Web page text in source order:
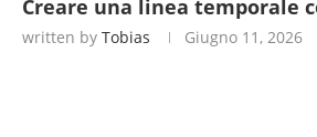
Creare una linea temporale
written by Tobias Giugno 11, 2026